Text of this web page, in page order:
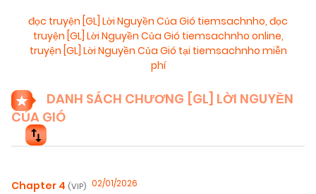
đọc truyện [GL] Lời Nguyền Của Gió tiemsachnho, đọc
truyện [GL] Lời Nguyền Của Gió tiemsachnho online,
truyện [GL] Lời Nguyền Của Gió tại tiemsachnho miễn
phí
DANH SÁCH CHƯƠNG [GL] LỜI NGUYỀN
CỦA GIÓ
Chapter 4 (VIP) 02/01/2026